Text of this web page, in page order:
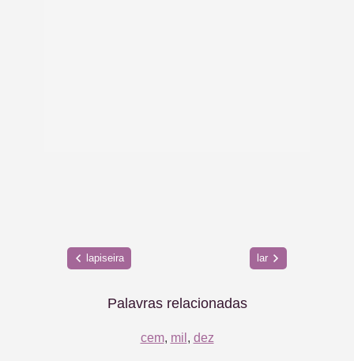
lapiseira lar
Palavras relacionadas
cem, mil , dez